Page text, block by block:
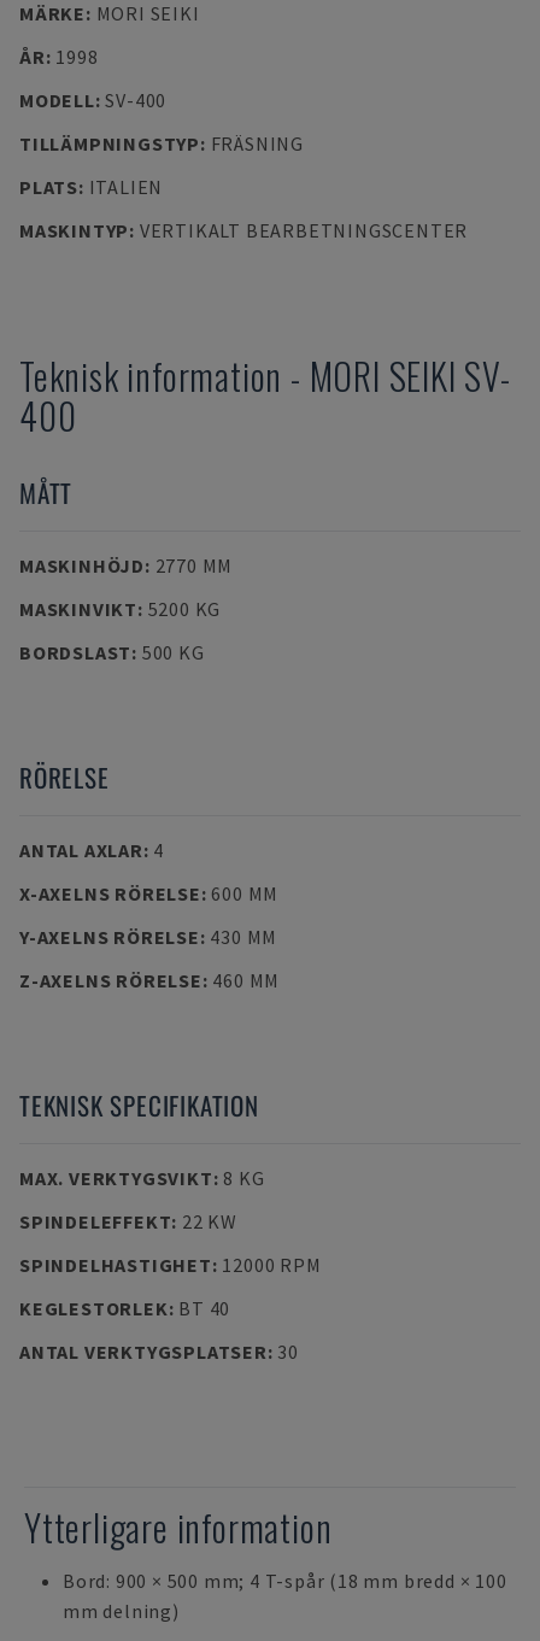
MÄRKE: MORI SEIKI
ÅR: 1998
MODELL:SV-400
TILLÄMPNINGSTYP: FRÄSNING
PLATS: ITALIEN
MASKINTYP: VERTIKALT BEARBETNINGSCENTER
Teknisk information - MORI SEIKI SV-
400
MÅTT
MASKINHÖJD: 2770 MM
MASKINVIKT: 5200 KG
BORDSLAST: 500 KG
RÖRELSE
ANTAL AXLAR: 4
X-AXELNS RÖRELSE: 600 MM
Y-AXELNS RÖRELSE: 430 MM
Z-AXELNS RÖRELSE: 460 MM
TEKNISK SPECIFIKATION
MAX. VERKTYGSVIKT: 8 KG
SPINDELEFFEKT: 22 KW
SPINDELHASTIGHET: 12000 RPM
KEGLESTORLEK: BT 40
ANTAL VERKTYGSPLATSER: 30
Ytterligare information
Bord: 900 × 500 mm; 4 T-spår (18 mm bredd × 100
mm delning)